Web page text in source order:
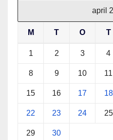
april
M T O T
1 2 3 4
8 9 10 11
15 16 17 18
22 23 24 25
29 30